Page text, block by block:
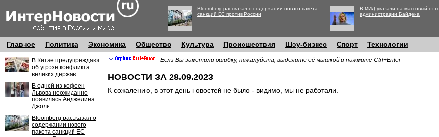
Bloomberg рассказал о содержании нового пакета
санкций ЕС против России
В МИД указали на массовый
администрации Байдена
Главное Политика Экономика Общество Культура Происшествия Шоу-бизнес Спорт Технологии
В Китае предупреждают
об угрозе конфликта
великих держав
В одной из кофеен
Львова неожиданно
появилась Анджелина
Джоли
Bloomberg рассказал о
содержании нового
пакета санкций ЕС
Если Вы заметили ошибку, пожалуйста, выделите её мышкой и нажмите Ctrl+Enter
НОВОСТИ ЗА 28.09.2023
К сожалению, в этот день новостей не было - видимо, мы не работали.